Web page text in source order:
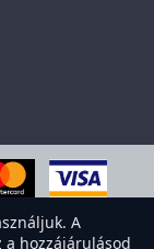
A
hozzájárulásod